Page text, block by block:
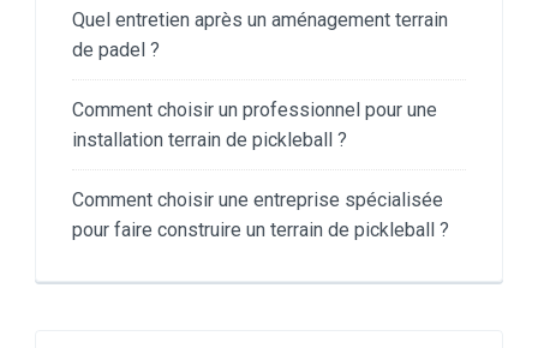
Quel entretien après un aménagement terrain
de padel ?
Comment choisir un professionnel pour une
installation terrain de pickleball ?
Comment choisir une entreprise spécialisée
pour faire construire un terrain de pickleball ?